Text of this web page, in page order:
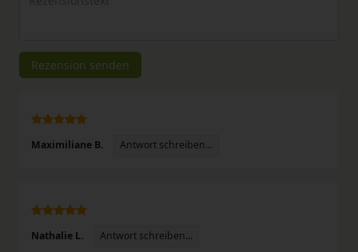
Rezensionstext
Rezension senden
Maximiliane B. Antwort schreiben...
Nathalie L. Antwort schreiben...